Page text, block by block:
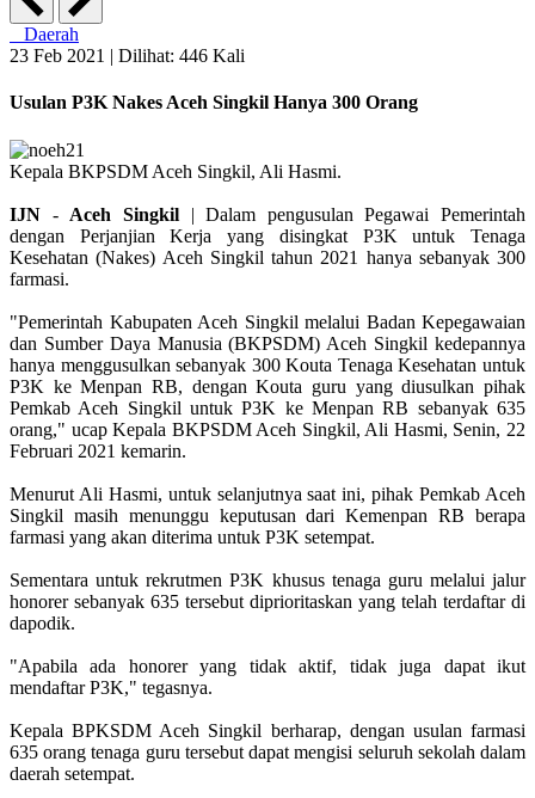
Daerah
23 Feb 2021 | Dilihat: 446 Kali
Usulan P3K Nakes Aceh Singkil Hanya 300 Orang
Kepala BKPSDM Aceh Singkil, Ali Hasmi.
IJN - Aceh Singkil| Dalam pengusulan Pegawai Pemerintah
dengan Perjanjian Kerja yang disingkat P3K untuk Tenaga
Kesehatan (Nakes) Aceh Singkil tahun 2021 hanya sebanyak 300
farmasi.
"Pemerintah Kabupaten Aceh Singkil melalui Badan Kepegawaian
dan Sumber Daya Manusia (BKPSDM) Aceh Singkil kedepannya
hanya menggusulkan sebanyak 300 Kouta Tenaga Kesehatan untuk
P3K ke Menpan RB, dengan Kouta guru yang diusulkan pihak
Pemkab Aceh Singkil untuk P3K ke Menpan RB sebanyak 635
orang," ucap Kepala BKPSDM Aceh Singkil, Ali Hasmi, Senin, 22
Februari 2021 kemarin.
Menurut Ali Hasmi, untuk selanjutnya saat ini, pihak Pemkab Aceh
Singkil masih menunggu keputusan dari Kemenpan RB berapa
farmasi yang akan diterima untuk P3K setempat.
Sementara untuk rekrutmen P3K khusus tenaga guru melalui jalur
honorer sebanyak 635 tersebut diprioritaskan yang telah terdaftar di
dapodik.
"Apabila ada honorer yang tidak aktif, tidak juga dapat ikut
mendaftar P3K," tegasnya.
Kepala BPKSDM Aceh Singkil berharap, dengan usulan farmasi
635 orang tenaga guru tersebut dapat mengisi seluruh sekolah dalam
daerah setempat.